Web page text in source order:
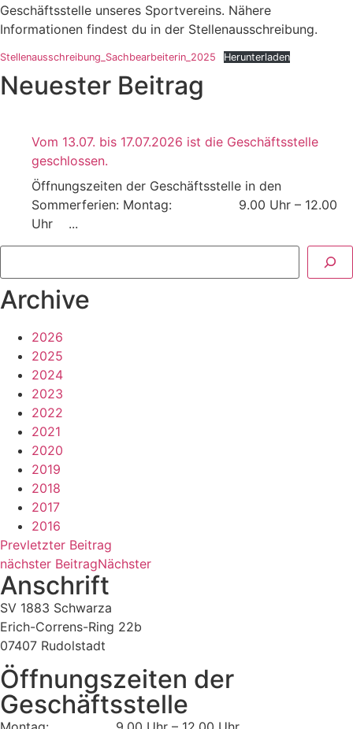
Geschäftsstelle unseres Sportvereins. Nähere
Informationen findest du in der Stellenausschreibung.
Stellenausschreibung_Sachbearbeiterin_2025 Herunterladen
Neuester Beitrag
Vom 13.07. bis 17.07.2026 ist die Geschäftsstelle
geschlossen.
Öffnungszeiten der Geschäftsstelle in den
Sommerferien: Montag: 9.00 Uhr – 12.00
Uhr ...
Suchen
Archive
2026
2025
2024
2023
2022
2021
2020
2019
2018
2017
2016
Prevletzter Beitrag
nächster BeitragNächster
Anschrift
SV 1883 Schwarza
Erich-Correns-Ring 22b
07407 Rudolstadt
Öffnungszeiten der
Geschäftsstelle